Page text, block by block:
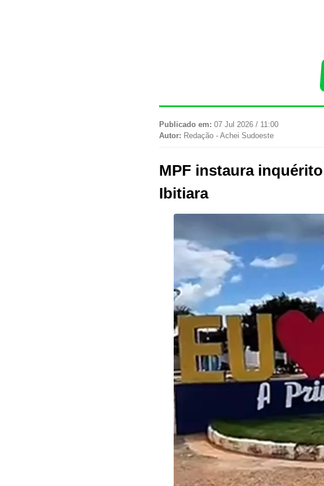
Publicado em: 07 Jul 2026 / 11:00
Autor: Redação - Achei Sudoeste
MPF instaura
Ibitiara